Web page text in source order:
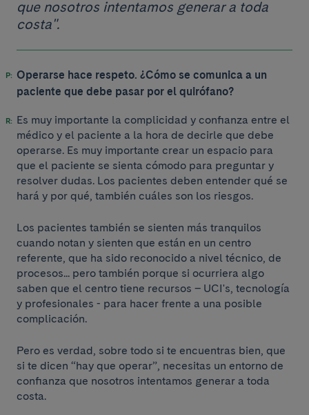
que nosotros intentamos generar a toda
costa".
Operarse hace respeto. ¿Cómo se comunica a un
paciente que debe pasar por el quirófano?
Es muy importante la complicidad y confianza entre el
médico y el paciente a la hora de decirle que debe
operarse. Es muy importante crear un espacio para
que el paciente se sienta cómodo para preguntar y
resolver dudas. Los pacientes deben entender qué se
hará y por qué, también cuáles son los riesgos.
Los pacientes también se sienten más tranquilos
cuando notan y sienten que están en un centro
referente, que ha sido reconocido a nivel técnico, de
procesos... pero también porque si ocurriera algo
saben que el centro tiene recursos – UCI's, tecnología
y profesionales - para hacer frente a una posible
complicación.
Pero es verdad, sobre todo si te encuentras bien, que
si te dicen “hay que operar”, necesitas un entorno de
confianza que nosotros intentamos generar a toda
costa.